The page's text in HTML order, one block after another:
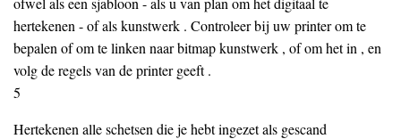
hertekenen - of als kunstwerk . Controleer bij uw printer om te
bepalen of om te linken naar bitmap kunstwerk , of om het in , en
volg de regels van de printer geeft .
5
Hertekenen alle schetsen die je hebt ingezet als gescand